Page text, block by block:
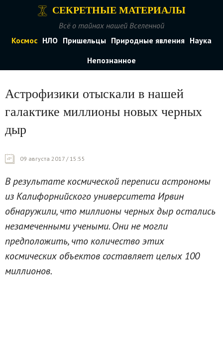
СЕКРЕТНЫЕ МАТЕРИАЛЫ
Всё о тайнах нашей Вселенной
Космос НЛО Пришельцы Природные явления Наука
Непознанное
Астрофизики отыскали в нашей
галактике миллионы новых черных
дыр
09 августа 2017 / 15:55
В результате космической переписи астрономы
из Калифорнийского университета Ирвин
обнаружили, что миллионы черных дыр остались
незамеченными учеными. Они не могли
предположить, что количество этих
космических объектов составляет целых 100
миллионов.